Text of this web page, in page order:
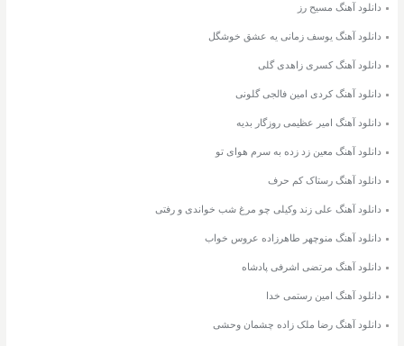
دانلود آهنگ مسیح رز
دانلود آهنگ یوسف زمانی یه عشق خوشگل
دانلود آهنگ کسری زاهدی گلی
دانلود آهنگ کردی امین فالجی گلونی
دانلود آهنگ امیر عظیمی روزگار بدیه
دانلود آهنگ معین زد زده به سرم هوای تو
دانلود آهنگ رستاک کم حرف
دانلود آهنگ علی زند وکیلی چو مرغ شب خواندی و رفتی
دانلود آهنگ منوچهر طاهرزاده عروس خواب
دانلود آهنگ مرتضی اشرفی پادشاه
دانلود آهنگ امین رستمی خدا
دانلود آهنگ رضا ملک زاده چشمان وحشی